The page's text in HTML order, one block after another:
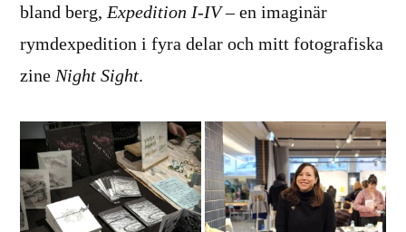
bland berg,Expedition I-IV– en imaginär
rymdexpedition i fyra delar och mitt fotografiska
zine Night Sight.